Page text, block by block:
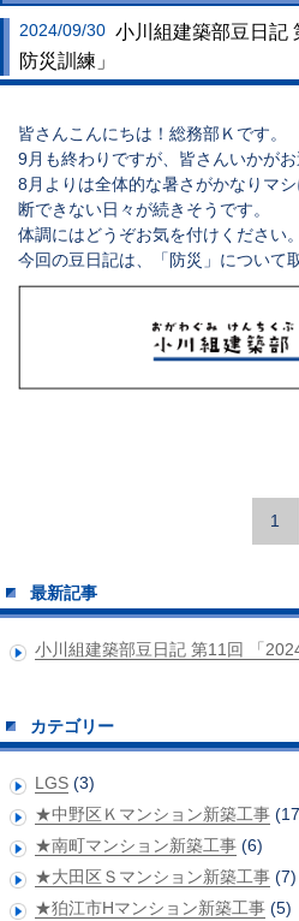
2024/09/30 小川組建築部豆日記
防災訓練」
皆さんこんにちは！ 総務部Ｋ です。
9月も終わりですが、皆さんいかが
8月よりは全体的な暑さがかなりマ
断できない日々が続きそうです。
体調にはどうぞお気を付けください。
今回の豆日記は、「防災」について
1
最新記事
小川組建築部豆日記 第11回 「
カテゴリー
LGS (3)
★中野区Ｋマンション新築工事
★南町マンション新築工事 (6)
★大田区Ｓマンション新築工事 (7)
★狛江市Hマンション新築工事 (5)